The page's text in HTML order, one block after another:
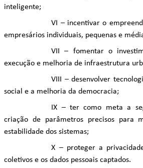
inteligente;
VI – incentivar o
empresários individuais, pequenas e
VII – fomentar o
execução e melhoria de infraestrutura
VIII – desenvolver
social e a melhoria da democracia;
IX – ter como meta a
criação de parâmetros precisos para
estabilidade dos sistemas;
X – proteger a
coletivos e os dados pessoais captados.